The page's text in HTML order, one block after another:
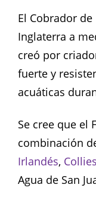
El Cobrador
Inglaterra a
creó por
fuerte y
acuáticas
Se cree que el
combinación
Irlandés, Collies
Agua de San